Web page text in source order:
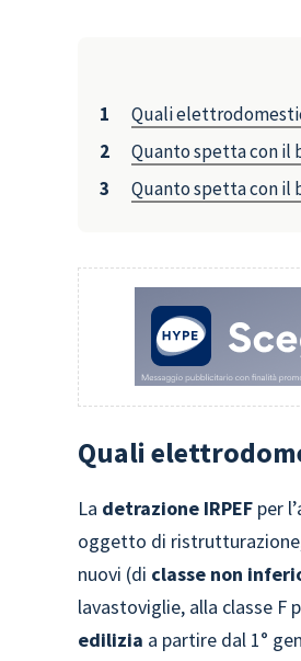
Quali
Quanto spetta con il
Quanto spetta con il
Quali
La detrazione IRPEF per
oggetto di
nuovi (di classe non
lavastoviglie, alla classe
edilizia a partire dal 1°